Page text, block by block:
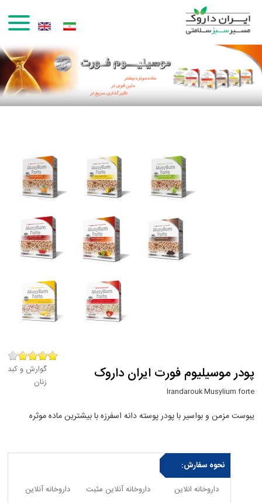
رفتن به محتوای اصلی
پودر موسیلیوم فورت ایران داروک
Irandarouk Musylium forte
گوارش و کبد
زنان
یبوست مزمن و بواسیر با پودر پوسته دانه اسفرزه با بیشترین ماده موثره
نحوه سفارش:
داروخانه انلاین
داروخانه آنلاین مثبت
داروخانه آنلاین